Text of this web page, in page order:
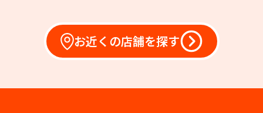
お近くの店舗を探す